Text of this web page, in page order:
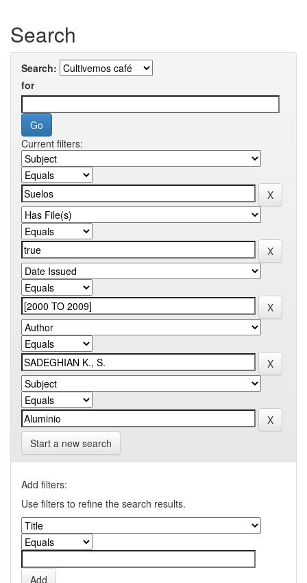
Search
Search:
for
Current filters:
Start a new search
Add filters:
Use filters to refine the search results.